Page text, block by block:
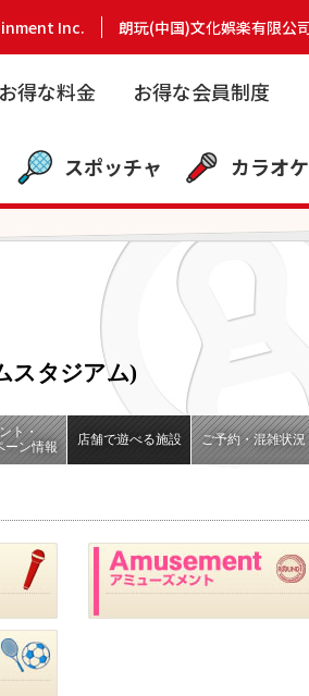
Inc. 朗玩(中国)文化娯楽有限公
お得な料金 お得な会員制度
スポッチャ カラオケ
スタジアム)
ト・
ーン情報
店舗で遊べる施設 ご予約・混雑状況